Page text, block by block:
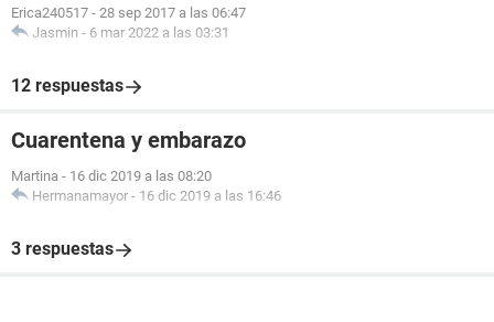
Erica240517 - 28 sep 2017 a las 06:47
Jasmin - 6 mar 2022 a las 03:31
12 respuestas
Cuarentena y embarazo
Martina - 16 dic 2019 a las 08:20
Hermanamayor - 16 dic 2019 a las 16:46
3 respuestas